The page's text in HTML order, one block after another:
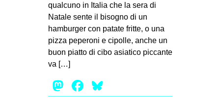
qualcuno in Italia che la sera di
Natale sente il bisogno di un
hamburger con patate fritte, o una
pizza peperoni e cipolle, anche un
buon piatto di cibo asiatico piccante
va […]
Mastodon
Facebook